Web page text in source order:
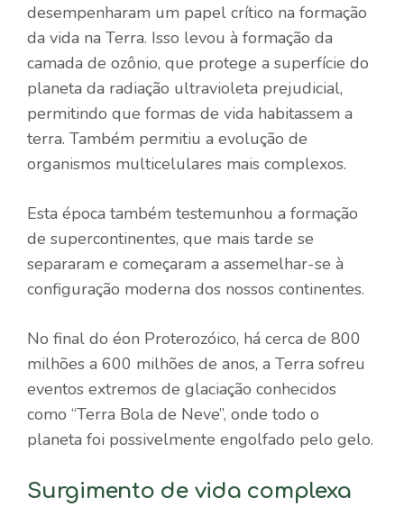
desempenharam um papel crítico na formação
da vida na Terra. Isso levou à formação da
camada de ozônio, que protege a superfície do
planeta da radiação ultravioleta prejudicial,
permitindo que formas de vida habitassem a
terra. Também permitiu a evolução de
organismos multicelulares mais complexos.
Esta época também testemunhou a formação
de supercontinentes, que mais tarde se
separaram e começaram a assemelhar-se à
configuração moderna dos nossos continentes.
No final do éon Proterozóico, há cerca de 800
milhões a 600 milhões de anos, a Terra sofreu
eventos extremos de glaciação conhecidos
como “Terra Bola de Neve”, onde todo o
planeta foi possivelmente engolfado pelo gelo.
Surgimento de vida complexa